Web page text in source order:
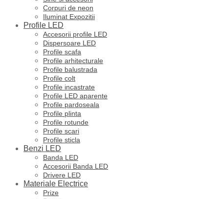
Corpuri de neon
Iluminat Expozitii
Profile LED
Accesorii profile LED
Dispersoare LED
Profile scafa
Profile arhitecturale
Profile balustrada
Profile colt
Profile incastrate
Profile LED aparente
Profile pardoseala
Profile plinta
Profile rotunde
Profile scari
Profile sticla
Benzi LED
Banda LED
Accesorii Banda LED
Drivere LED
Materiale Electrice
Prize